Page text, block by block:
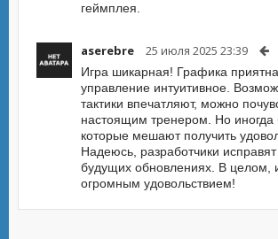
геймплея.
aserebre 25 июля 2025 23:39
Игра шикарная! Графика
управление интуитивное.
тактики впечатляют, можно
настоящим тренером. Но иногда
которые мешают получить
Надеюсь, разработчики исправят
будущих обновлениях. В целом,
огромным удовольствием!